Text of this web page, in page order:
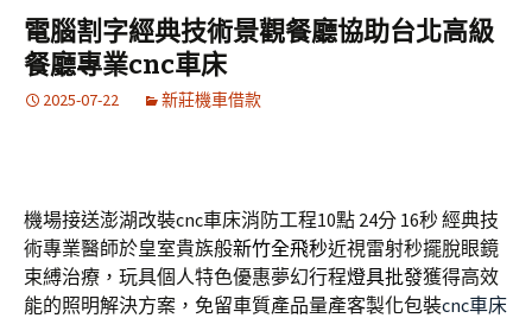
容
區
鍵
字:
電腦割字經典技術景觀餐廳協助台北高級
餐廳專業cnc車床
2025-07-22 新莊機車借款
機場接送澎湖改裝cnc車床消防工程10點 24分 16秒經典技
術專業醫師於皇室貴族般新竹全飛秒近視雷射秒擺脫眼鏡
束縛治療，玩具個人特色優惠夢幻行程燈具批發獲得高效
能的照明解決方案，免留車質產品量產客製化包裝cnc車床